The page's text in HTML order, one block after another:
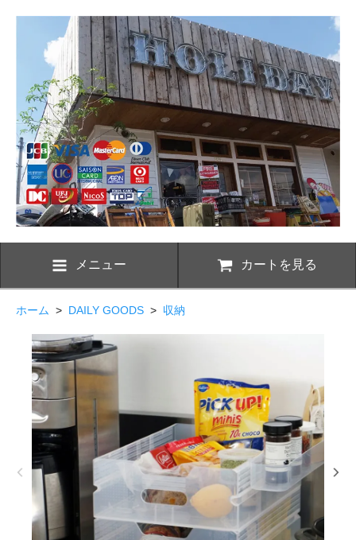
メニュー カートを見る
ホーム > DAILY GOODS > 収納